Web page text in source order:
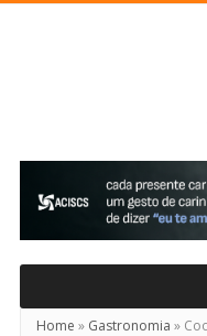
Home » Gastronomia »